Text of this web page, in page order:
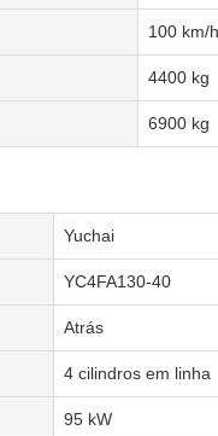
100 km/h
4400 kg
6900 kg
Yuchai
YC4FA130-40
Atrás
4 cilindros em linha
95 kW